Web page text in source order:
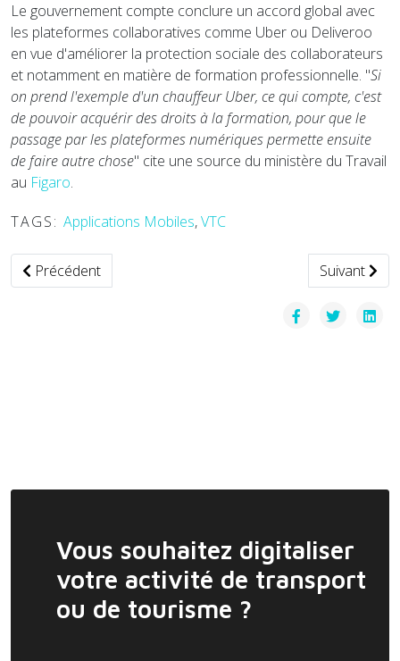
Le gouvernement compte conclure un accord global avec
les plateformes collaboratives comme Uber ou Deliveroo
en vue d'améliorer la protection sociale des collaborateurs
et notamment en matière de formation professionnelle. "Si
on prend l'exemple d'un chauffeur Uber, ce qui compte, c'est
de pouvoir acquérir des droits à la formation, pour que le
passage par les plateformes numériques permette ensuite
de faire autre chose" cite une source du ministère du Travail
au Figaro.
TAGS: Applications Mobiles,VTC
Article précédent : La ministre des Transports détaille les
Précédent Article
Suivant
Vous souhaitez digitaliser
votre activité de transport
ou de tourisme ?